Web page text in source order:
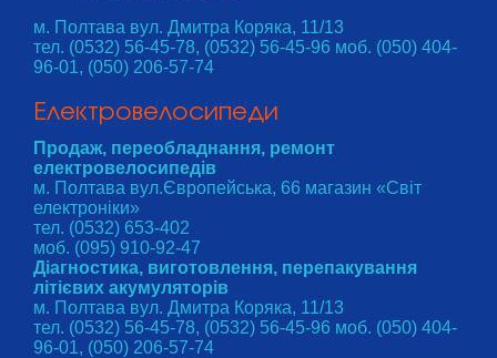
м. Полтава вул. Дмитра Коряка, 11/13
тел. (0532) 56-45-78, (0532) 56-45-96 моб. (050) 404-
96-01, (050) 206-57-74
Електровелосипеди
Продаж, переобладнання, ремонт
електровелосипедів
м. Полтава вул.Європейська, 66 магазин «Світ
електроніки»
тел. (0532) 653-402
моб. (095) 910-92-47
Діагностика, виготовлення, перепакування
літієвих акумуляторів
м. Полтава вул. Дмитра Коряка, 11/13
тел. (0532) 56-45-78, (0532) 56-45-96 моб. (050) 404-
96-01, (050) 206-57-74